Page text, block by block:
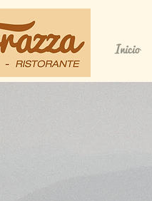
Inicio